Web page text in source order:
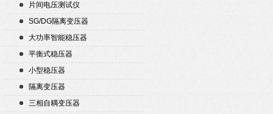
片间电压测试仪
SG/DG隔离变压器
大功率智能稳压器
平衡式稳压器
小型稳压器
隔离变压器
三相自耦变压器